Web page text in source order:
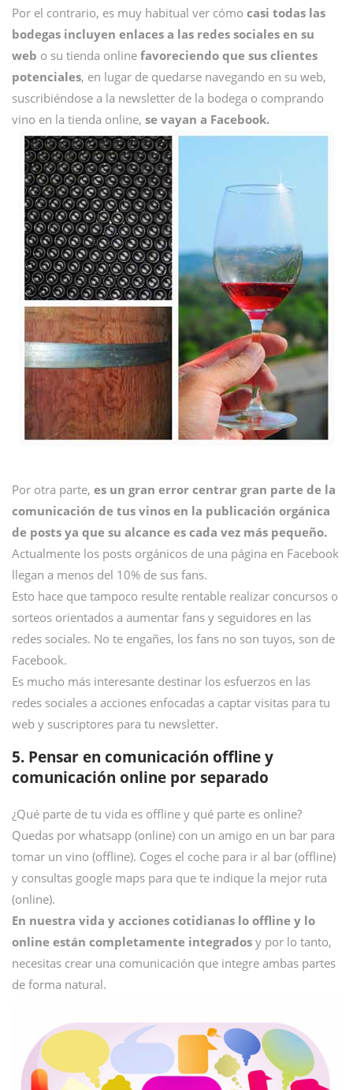
Por el contrario, es muy habitual ver cómo casi todas las
bodegas incluyen enlaces a las redes sociales en su
web o su tienda online favoreciendo que sus clientes
potenciales, en lugar de quedarse navegando en su web,
suscribiéndose a la newsletter de la bodega o comprando
vino en la tienda online, se vayan a Facebook.
Por otra parte, es un gran error centrar gran parte de la
comunicación de tus vinos en la publicación orgánica
de posts ya que su alcance es cada vez más pequeño.
Actualmente los posts orgánicos de una página en Facebook
llegan a menos del 10% de sus fans.
Esto hace que tampoco resulte rentable realizar concursos o
sorteos orientados a aumentar fans y seguidores en las
redes sociales. No te engañes, los fans no son tuyos, son de
Facebook.
Es mucho más interesante destinar los esfuerzos en las
redes sociales a acciones enfocadas a captar visitas para tu
web y suscriptores para tu newsletter.
5. Pensar en comunicación offline y
comunicación online por separado
¿Qué parte de tu vida es offline y qué parte es online?
Quedas por whatsapp (online) con un amigo en un bar para
tomar un vino (offline). Coges el coche para ir al bar (offline)
y consultas google maps para que te indique la mejor ruta
(online).
En nuestra vida y acciones cotidianas lo offline y lo
online están completamente integrados y por lo tanto,
necesitas crear una comunicación que integre ambas partes
de forma natural.